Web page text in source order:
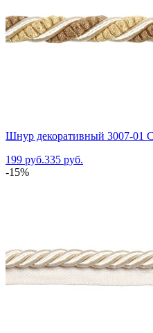
Шнур декоративный 3007-01
199 руб.335 руб.
-15%